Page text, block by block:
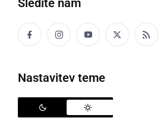
Sledite nam
Nastavitev teme
Politika
Gospodarstvo
Narava
Zanimivosti